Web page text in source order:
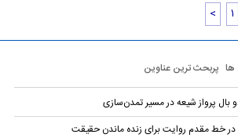
< ۱
ها پربحث ترین عناوین
بال پرواز شیعه در مسیر تمدن‌سازی
در خط مقدم روایت برای زنده ماندن حقیقت